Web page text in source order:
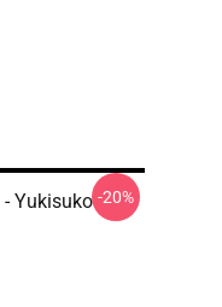
Yukisuko -20%